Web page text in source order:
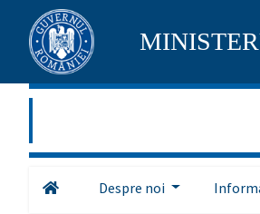
Pagina
maghiară
se
află
Despre noi